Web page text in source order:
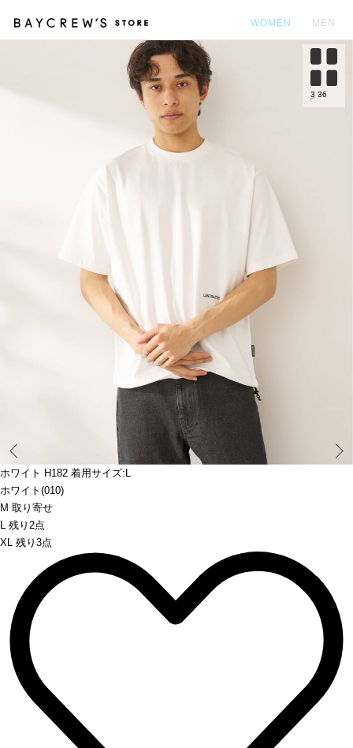
WOMEN MEN
ホワイト H182 着用サイズ:L
ホワイト(010)
M 取り寄せ
L 残り2点
XL 残り3点
3 36